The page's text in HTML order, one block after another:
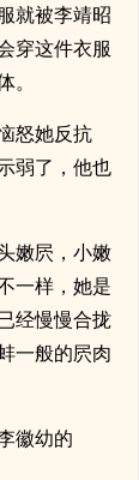
就被李靖昭
穿这件衣服
怒她反抗
弱了，他也
嫩屄，小嫩
一样，她是
经慢慢合拢
一般的屄肉
徽幼的